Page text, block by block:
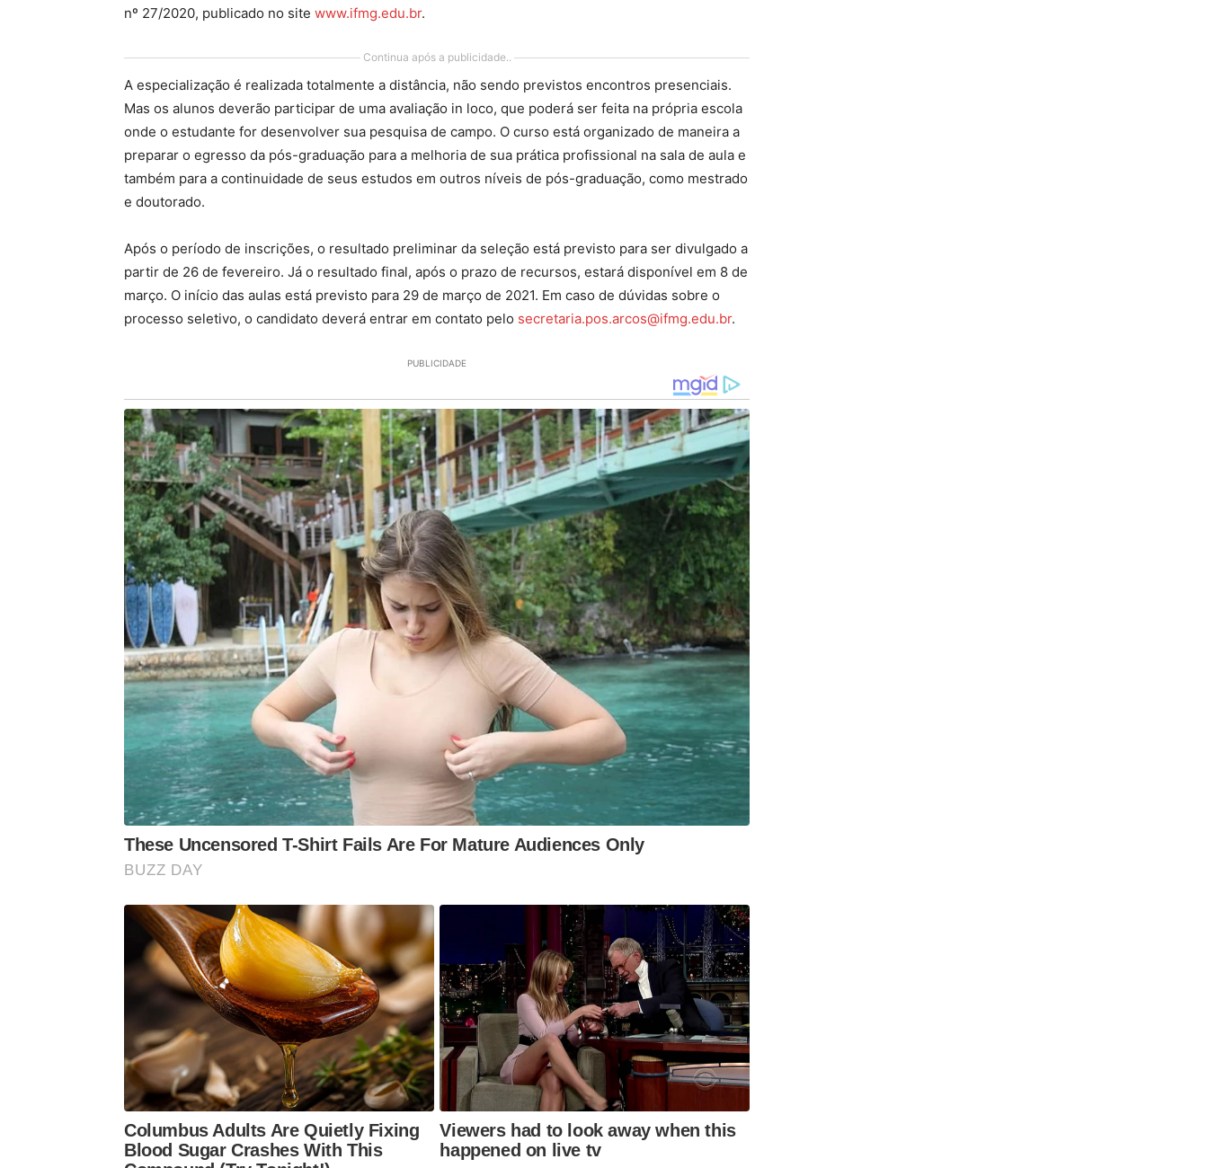
nº 27/2020, publicado no site www.ifmg.edu.br.
Continua após a publicidade..
A especialização é realizada totalmente a distância, não sendo previstos encontros presenciais.
Mas os alunos deverão participar de uma avaliação in loco, que poderá ser feita na própria escola
onde o estudante for desenvolver sua pesquisa de campo. O curso está organizado de maneira a
preparar o egresso da pós-graduação para a melhoria de sua prática profissional na sala de aula e
também para a continuidade de seus estudos em outros níveis de pós-graduação, como mestrado
e doutorado.
Após o período de inscrições, o resultado preliminar da seleção está previsto para ser divulgado a
partir de 26 de fevereiro. Já o resultado final, após o prazo de recursos, estará disponível em 8 de
março. O início das aulas está previsto para 29 de março de 2021. Em caso de dúvidas sobre o
processo seletivo, o candidato deverá entrar em contato pelo secretaria.pos.arcos@ifmg.edu.br.
PUBLICIDADE